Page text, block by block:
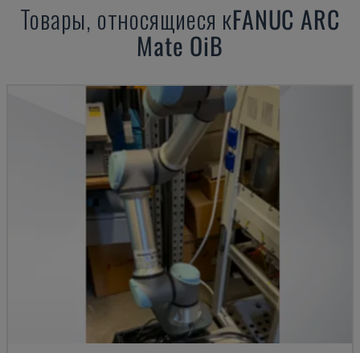
Товары, относящиеся кFANUC ARC
Mate OiB